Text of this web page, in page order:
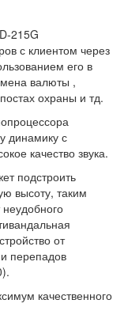
215G
с клиентом через
его в
валюты ,
охраны и тд.
динамику с
качество звука.
подстроить
высоту, таким
от
перепадов
качественного